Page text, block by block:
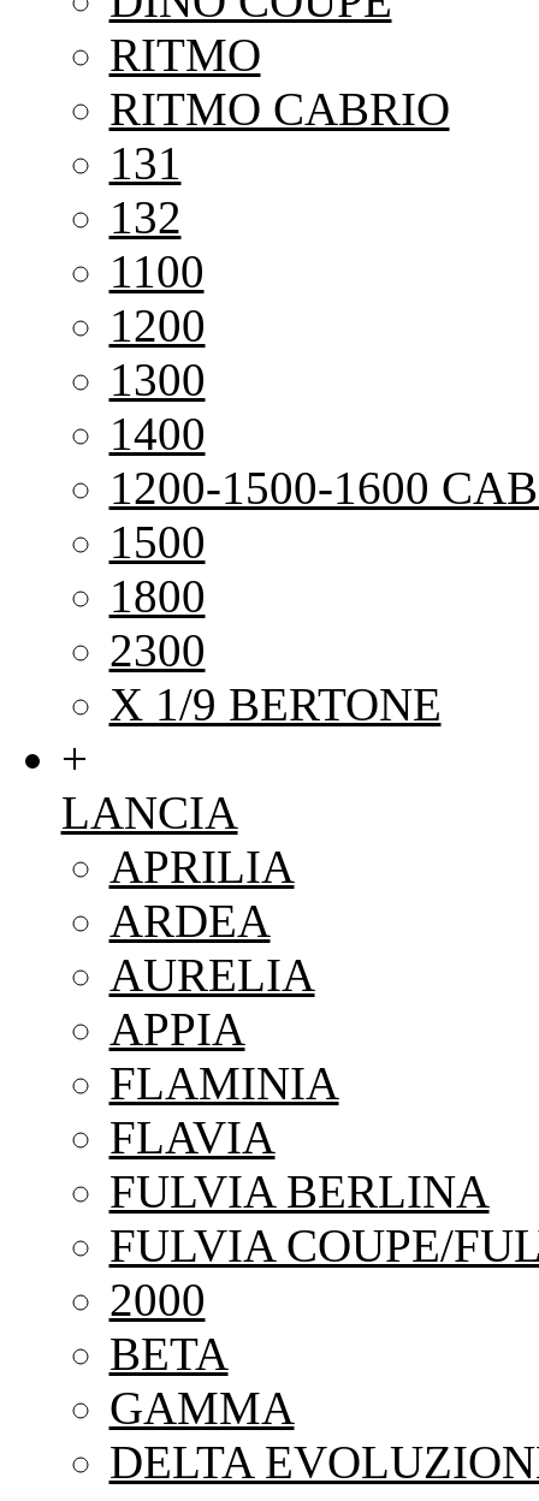
RITMO
RITMO CABRIO
131
132
1100
1200
1300
1400
1200-1500-1600
1500
1800
2300
X 1/9 BERTONE
+
LANCIA
APRILIA
ARDEA
AURELIA
APPIA
FLAMINIA
FLAVIA
FULVIA BERLINA
FULVIA COUPE/
2000
BETA
GAMMA
DELTA